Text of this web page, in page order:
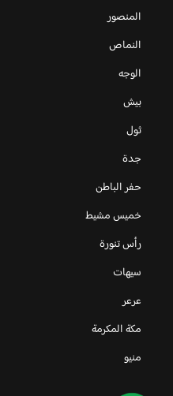
المنصور
النماص
الوجه
بيش
ثول
جدة
حفر الباطن
خميس مشيط
رأس تنورة
سيهات
عرعر
مكة المكرمة
منيو